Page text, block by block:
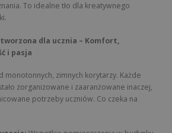
To idealne tło dla kreatywnego
dla ucznia – Komfort,
i pasja
monotonnych, zimnych korytarzy. Każde
zorganizowane i zaaranżowane inaczej,
potrzeby uczniów. Co czeka na